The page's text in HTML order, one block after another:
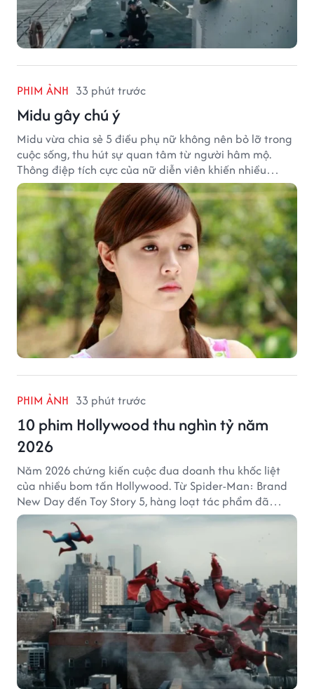
PHIM ẢNH 33 phút trước
Midu gây chú ý
Midu vừa chia sẻ 5 điều phụ nữ không nên bỏ lỡ trong
cuộc sống, thu hút sự quan tâm từ người hâm mộ.
Thông điệp tích cực của nữ diễn viên khiến nhiều
người đồng cảm khi nhìn lại hành trình sự nghiệp và
hạnh phúc hiện tại của cô.
PHIM ẢNH 33 phút trước
10 phim Hollywood thu nghìn tỷ năm
2026
Năm 2026 chứng kiến cuộc đua doanh thu khốc liệt
của nhiều bom tấn Hollywood. Từ Spider-Man: Brand
New Day đến Toy Story 5, hàng loạt tác phẩm đã
mang về hàng chục nghìn tỷ đồng và tạo nên những
cột mốc đáng nhớ tại phòng vé toàn cầu.